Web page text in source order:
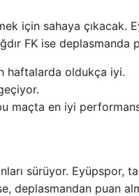
için sahaya çıkacak.
FK ise deplasmanda
haftalarda oldukça iyi.
maçta en iyi
sürüyor.
deplasmandan puan